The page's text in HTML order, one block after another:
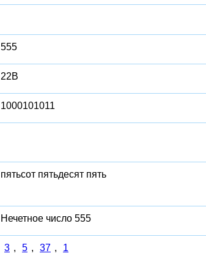
555
22B
1000101011
пятьсот пятьдесят пять
Нечетное число 555
3 , 5 , 37 , 1